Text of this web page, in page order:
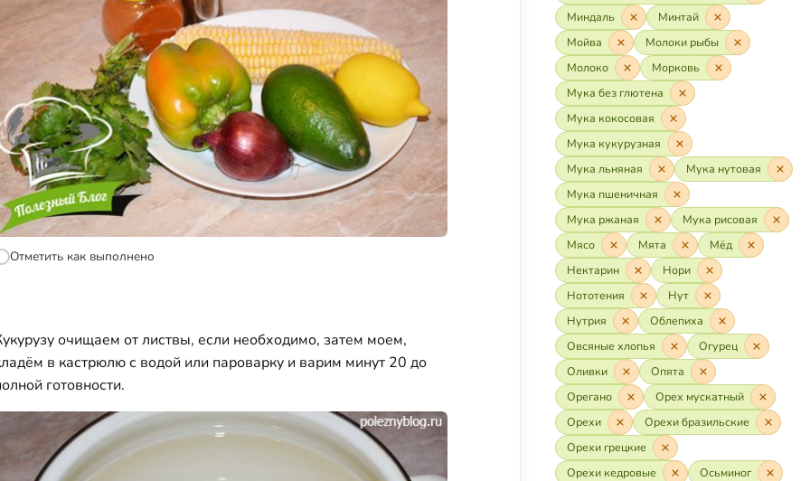
Отметить как выполнено
очищаем от листвы, если необходимо, затем моем,
в кастрюлю с водой или пароварку и варим минут 20 до
готовности.
Миндаль
Минтай
Мойва
Молоки рыбы
Молоко
Морковь
Мука без глютена
Мука кокосовая
Мука кукурузная
Мука льняная
Мука нутовая
Мука пшеничная
Мука ржаная
Мука рисовая
Мясо
Мята
Мёд
Нектарин
Нори
Нототения
Нут
Нутрия
Облепиха
Овсяные хлопья
Огурец
Оливки
Опята
Орегано
Орех мускатный
Орехи
Орехи бразильские
Орехи грецкие
Орехи кедровые
Осьминог